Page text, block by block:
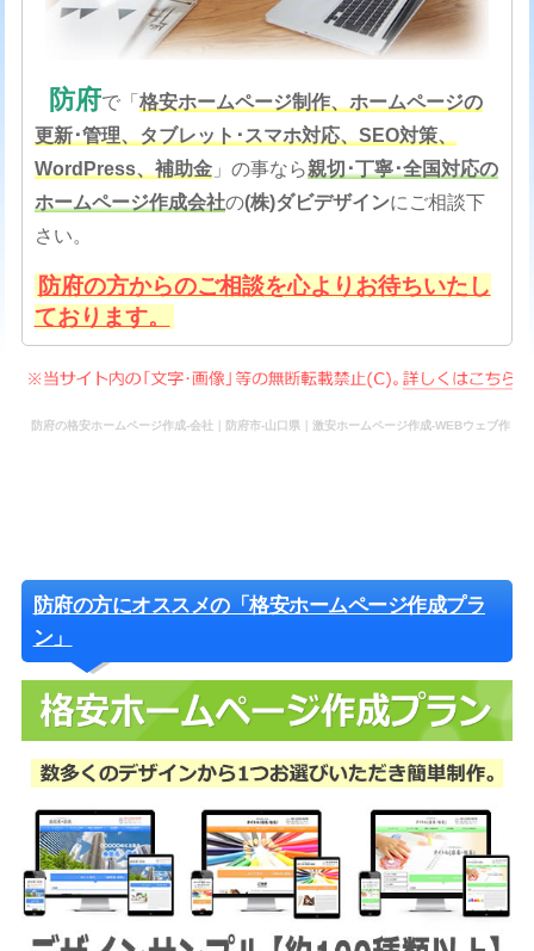
防府で「 格安ホームページ制作、ホームページの
更新･管理、タブレット･スマホ対応、SEO対策、
WordPress、補助金」の事なら親切･丁寧･全国対応の
ホームページ作成会社の(株)ダビデザインにご相談下
さい。
防府の方からのご相談を心よりお待ちいたし
ております。
防府の格安ホームページ作成-会社｜防府市-山口県｜激安ホームページ作成-WEBウェブ作
防府の方にオススメの「格安ホームページ作成プラ
ン」